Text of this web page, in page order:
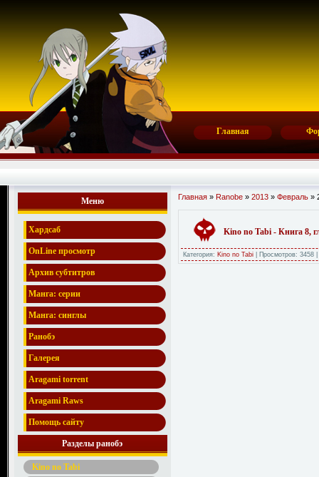
Главная
Меню
Хардсаб
OnLine просмотр
Архив субтитров
Манга: серии
Манга: синглы
Ранобэ
Галерея
Aragami torrent
Aragami Raws
Помощь сайту
Разделы ранобэ
Kino no Tabi
Главная » Ranobe » 2013 » Февраль »
Kino no Tabi - Книга 8,
Категория: Kino no Tabi Просмотров: 3458